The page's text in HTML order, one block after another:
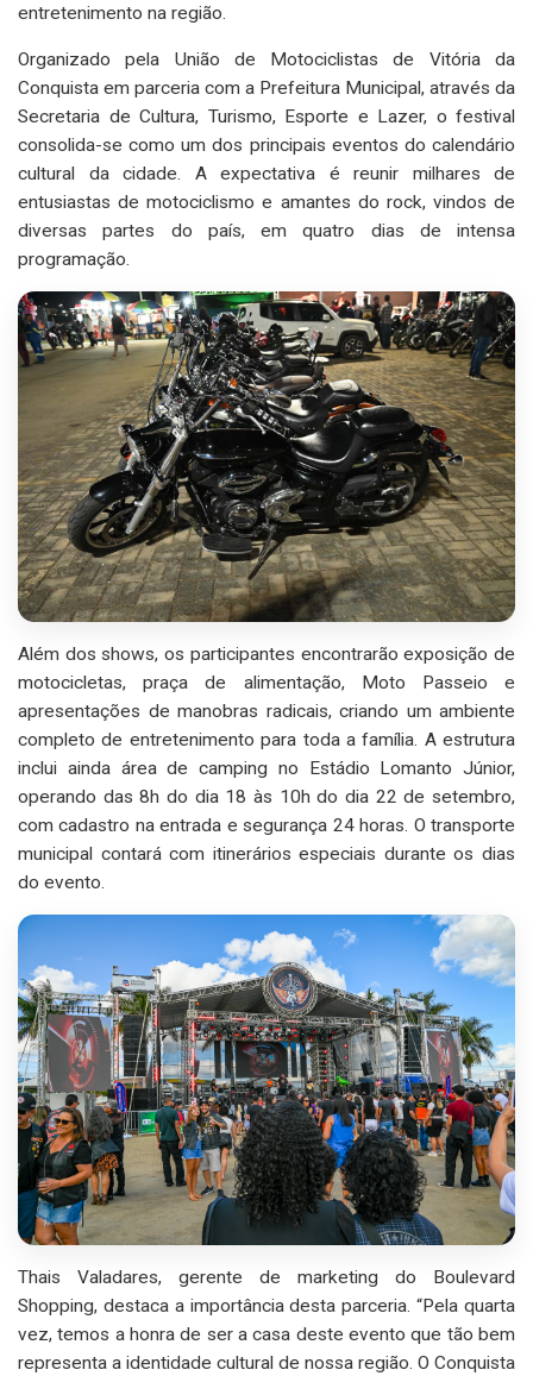
entretenimento na região.
Organizado pela União de Motociclistas de Vitória da
Conquista em parceria com a Prefeitura Municipal, através da
Secretaria de Cultura, Turismo, Esporte e Lazer, o festival
consolida-se como um dos principais eventos do calendário
cultural da cidade. A expectativa é reunir milhares de
entusiastas de motociclismo e amantes do rock, vindos de
diversas partes do país, em quatro dias de intensa
programação.
Além dos shows, os participantes encontrarão exposição de
motocicletas, praça de alimentação, Moto Passeio e
apresentações de manobras radicais, criando um ambiente
completo de entretenimento para toda a família. A estrutura
inclui ainda área de camping no Estádio Lomanto Júnior,
operando das 8h do dia 18 às 10h do dia 22 de setembro,
com cadastro na entrada e segurança 24 horas. O transporte
municipal contará com itinerários especiais durante os dias
do evento.
Thais Valadares, gerente de marketing do Boulevard
Shopping, destaca a importância desta parceria. “Pela quarta
vez, temos a honra de ser a casa deste evento que tão bem
representa a identidade cultural de nossa região. O Conquista